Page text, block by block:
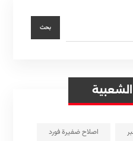
الشعبية
اصلاح ضفيرة فورد